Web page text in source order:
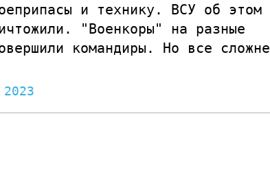
и технику. ВСУ об этом
"Военкоры" на разные
командиры. Но все